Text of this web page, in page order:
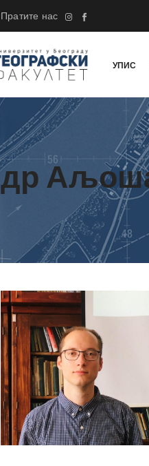
Пратите нас
УПИС
др